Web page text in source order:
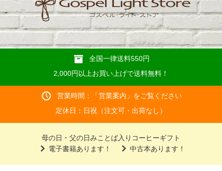
全国一律送料550円
2,000円以上お買い上げで送料無料！
営業時間：「営業案内 」をご覧ください
定休日：日祝（注文可・出荷なし）
母の日・父の日みことば入りコーヒーギフト
電子書籍あります！
中古本あります！